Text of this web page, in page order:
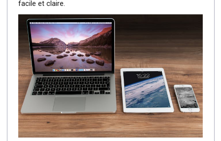
Rendre votre site plus accessible consiste à le rendre
plus lisible (choix des polices, des tailles de caractères,
des contrastes de couleurs), plus facilement navigable
pour les smartphones et ordinateurs, et à insérer des
balises correctes.
En intégrant l’accessibilité dès la conception, non
seulement vous élargissez votre audience potentielle,
mais vous améliorez aussi l’expérience globale pour
les utilisateurs. Si vous appliquez les bonnes pratiques
d’accessibilité, vous rendrez la navigation beaucoup plus
facile et claire.